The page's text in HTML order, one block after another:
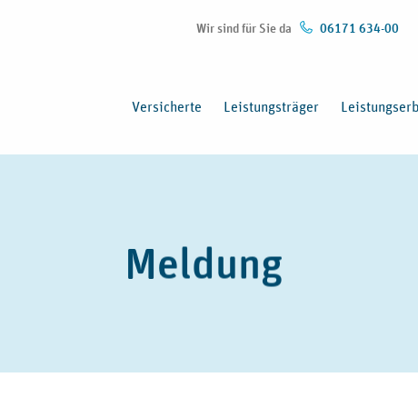
Wir sind für Sie da 06171 634-00
Versicherte Leistungsträger
Meldung